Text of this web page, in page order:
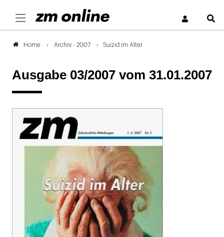
Home Archiv - 2007 Suizid im Alter
Ausgabe 03/2007 vom 31.01.2007